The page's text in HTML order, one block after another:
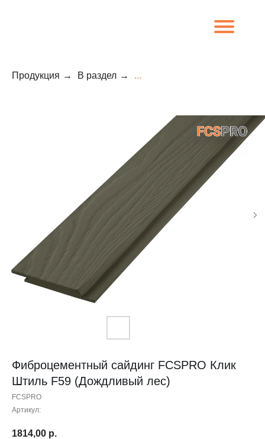
О компании
Проектировщикам
Где купить?
Калькулятор
8 (800) 707-09-65
Продукция → В раздел → ...
Фиброцементный сайдинг FCSPRO Клик
Штиль F59 (Дождливый лес)
FCSPRO
Артикул:
1814,00 р.